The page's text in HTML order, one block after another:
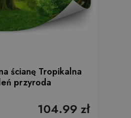
ścianę Tropikalna
przyroda
104.99 zł